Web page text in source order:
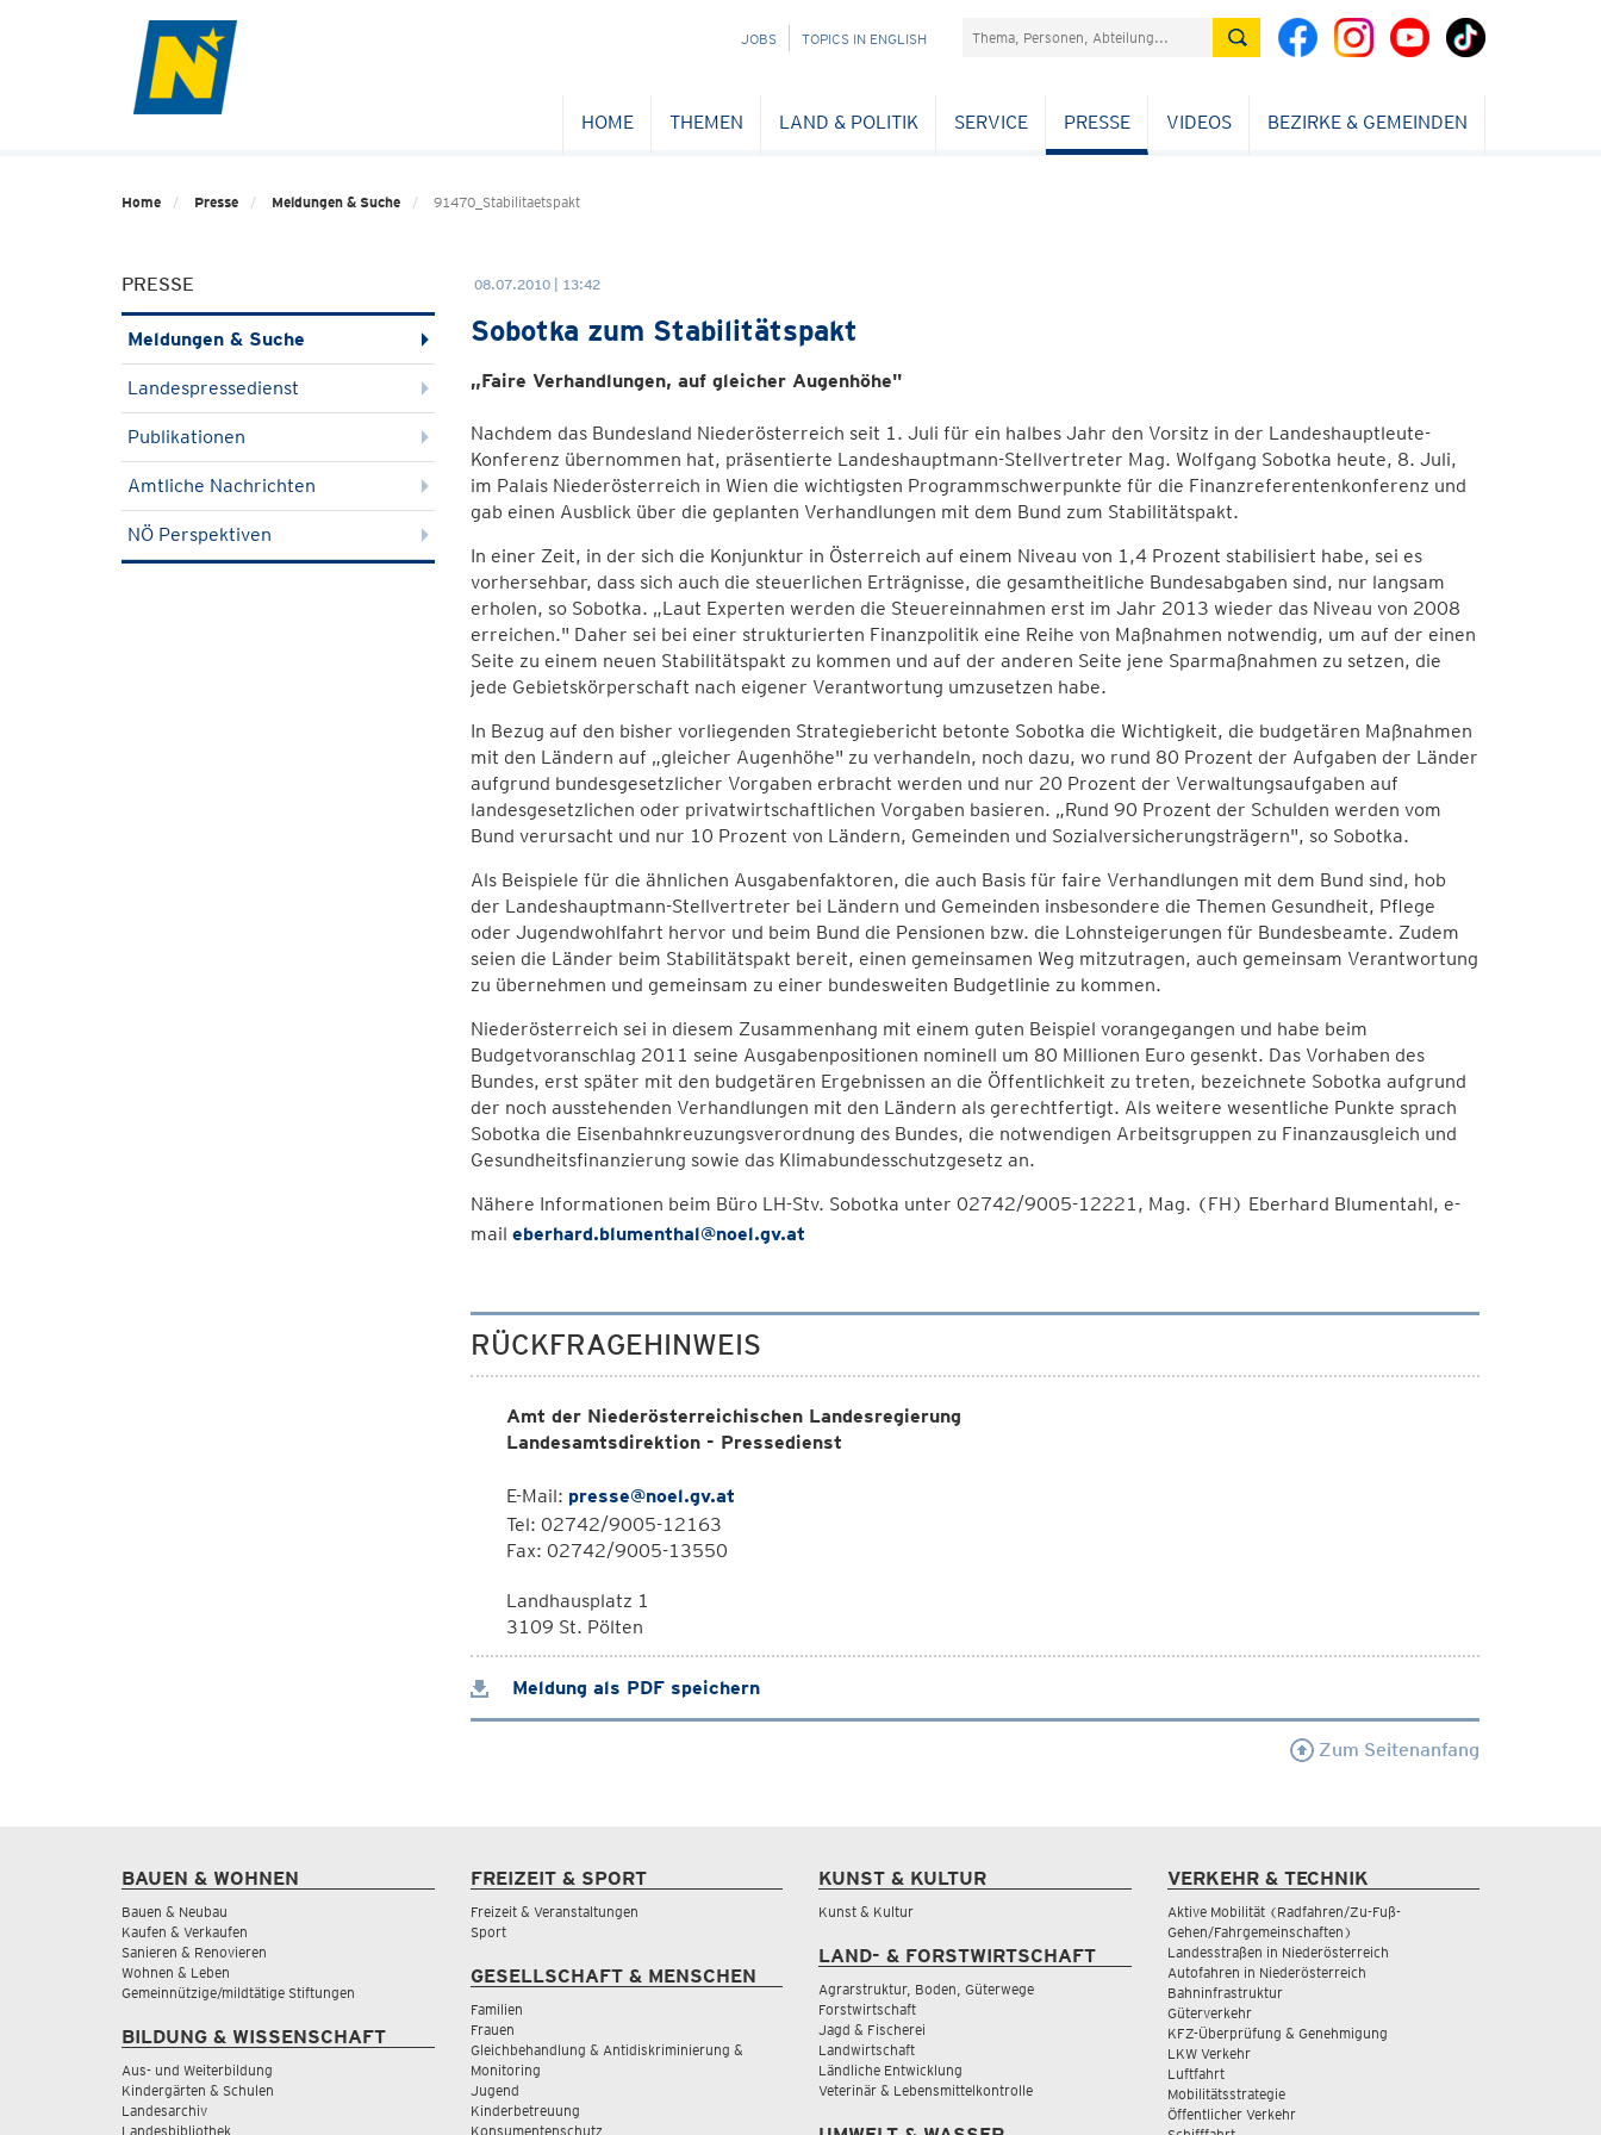
NAVIGATION
JOBS TOPICS IN ENGLISH Suchefeld
HOME THEMEN LAND & POLITIK SERVICE PRESSE VIDEOS BEZIRKE & GEMEINDEN
Home Presse Meldungen & Suche 91470_Stabilitaetspakt
PRESSE
Meldungen & Suche
Landespressedienst
Publikationen
Amtliche Nachrichten
NÖ Perspektiven
08.07.2010 | 13:42
Sobotka zum Stabilitätspakt
„Faire Verhandlungen, auf gleicher Augenhöhe"
Nachdem das Bundesland Niederösterreich seit 1. Juli für ein halbes Jahr den Vorsitz in der Landeshauptleute-
Konferenz übernommen hat, präsentierte Landeshauptmann-Stellvertreter Mag. Wolfgang Sobotka heute, 8. Juli,
im Palais Niederösterreich in Wien die wichtigsten Programmschwerpunkte für die Finanzreferentenkonferenz und
gab einen Ausblick über die geplanten Verhandlungen mit dem Bund zum Stabilitätspakt.
In einer Zeit, in der sich die Konjunktur in Österreich auf einem Niveau von 1,4 Prozent stabilisiert habe, sei es
vorhersehbar, dass sich auch die steuerlichen Erträgnisse, die gesamtheitliche Bundesabgaben sind, nur langsam
erholen, so Sobotka. „Laut Experten werden die Steuereinnahmen erst im Jahr 2013 wieder das Niveau von 2008
erreichen." Daher sei bei einer strukturierten Finanzpolitik eine Reihe von Maßnahmen notwendig, um auf der einen
Seite zu einem neuen Stabilitätspakt zu kommen und auf der anderen Seite jene Sparmaßnahmen zu setzen, die
jede Gebietskörperschaft nach eigener Verantwortung umzusetzen habe.
In Bezug auf den bisher vorliegenden Strategiebericht betonte Sobotka die Wichtigkeit, die budgetären Maßnahmen
mit den Ländern auf „gleicher Augenhöhe" zu verhandeln, noch dazu, wo rund 80 Prozent der Aufgaben der Länder
aufgrund bundesgesetzlicher Vorgaben erbracht werden und nur 20 Prozent der Verwaltungsaufgaben auf
landesgesetzlichen oder privatwirtschaftlichen Vorgaben basieren. „Rund 90 Prozent der Schulden werden vom
Bund verursacht und nur 10 Prozent von Ländern, Gemeinden und Sozialversicherungsträgern", so Sobotka.
Als Beispiele für die ähnlichen Ausgabenfaktoren, die auch Basis für faire Verhandlungen mit dem Bund sind, hob
der Landeshauptmann-Stellvertreter bei Ländern und Gemeinden insbesondere die Themen Gesundheit, Pflege
oder Jugendwohlfahrt hervor und beim Bund die Pensionen bzw. die Lohnsteigerungen für Bundesbeamte. Zudem
seien die Länder beim Stabilitätspakt bereit, einen gemeinsamen Weg mitzutragen, auch gemeinsam Verantwortung
zu übernehmen und gemeinsam zu einer bundesweiten Budgetlinie zu kommen.
Niederösterreich sei in diesem Zusammenhang mit einem guten Beispiel vorangegangen und habe beim
Budgetvoranschlag 2011 seine Ausgabenpositionen nominell um 80 Millionen Euro gesenkt. Das Vorhaben des
Bundes, erst später mit den budgetären Ergebnissen an die Öffentlichkeit zu treten, bezeichnete Sobotka aufgrund
der noch ausstehenden Verhandlungen mit den Ländern als gerechtfertigt. Als weitere wesentliche Punkte sprach
Sobotka die Eisenbahnkreuzungsverordnung des Bundes, die notwendigen Arbeitsgruppen zu Finanzausgleich und
Gesundheitsfinanzierung sowie das Klimabundesschutzgesetz an.
Nähere Informationen beim Büro LH-Stv. Sobotka unter 02742/9005-12221, Mag. (FH) Eberhard Blumentahl, e-
mail eberhard.blumenthal@noel.gv.at
RÜCKFRAGEHINWEIS
Amt der Niederösterreichischen Landesregierung
Landesamtsdirektion - Pressedienst
E-Mail: presse@noel.gv.at
Tel: 02742/9005-12163
Fax: 02742/9005-13550
Landhausplatz 1
3109 St. Pölten
Meldung als PDF speichern
Zum Seitenanfang
BAUEN & WOHNEN
Bauen & Neubau
Kaufen & Verkaufen
Sanieren & Renovieren
Wohnen & Leben
Gemeinnützige/mildtätige Stiftungen
BILDUNG & WISSENSCHAFT
Aus- und Weiterbildung
Kindergärten & Schulen
Landesarchiv
Landesbibliothek
FREIZEIT & SPORT
Freizeit & Veranstaltungen
Sport
GESELLSCHAFT & MENSCHEN
Familien
Frauen
Gleichbehandlung & Antidiskriminierung &
Monitoring
Jugend
Kinderbetreuung
Konsumentenschutz
KUNST & KULTUR
Kunst & Kultur
LAND- & FORSTWIRTSCHAFT
Agrarstruktur, Boden, Güterwege
Forstwirtschaft
Jagd & Fischerei
Landwirtschaft
Ländliche Entwicklung
Veterinär & Lebensmittelkontrolle
VERKEHR & TECHNIK
Aktive Mobilität (Radfahren/Zu-Fuß-
Gehen/Fahrgemeinschaften)
Landesstraßen in Niederösterreich
Autofahren in Niederösterreich
Bahninfrastruktur
Güterverkehr
KFZ-Überprüfung & Genehmigung
LKW Verkehr
Luftfahrt
Mobilitätsstrategie
Öffentlicher Verkehr